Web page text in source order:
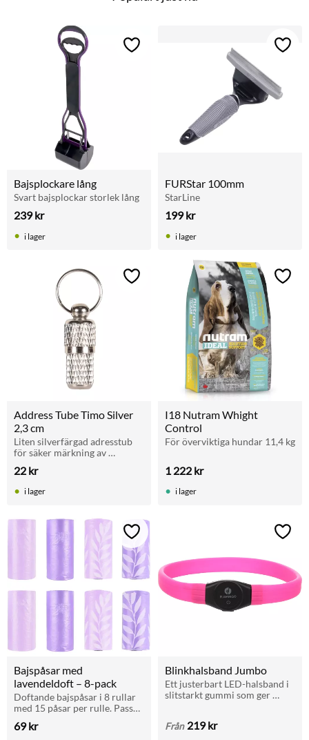
Bajsplockare lång
Svart bajsplockar storlek lång
239kr
Lägg till i favoriter
i lager
FURStar 100mm
StarLine
199kr
Lägg
i lager
Address Tube Timo Silver
2,3 cm
Liten silverfärgad adresstub
för säker märkning av
22 kr
Lägg till i favoriter
i lager
I18 Nutram Whight
Control
För överviktiga hundar 11,4 kg
1 222 kr
Lägg
i lager
Bajspåsar med
lavendeldoft – 8-pack
Doftande bajspåsar i 8 rullar
med 15 påsar per rulle. Passar
lavendeldoft.
69kr
Lägg till i favoriter
Blinkhalsband Jumbo
Ett justerbart LED-halsband i
slitstarkt gummi som ger
med tre olika ljuslägen.
Från 219kr
Lägg